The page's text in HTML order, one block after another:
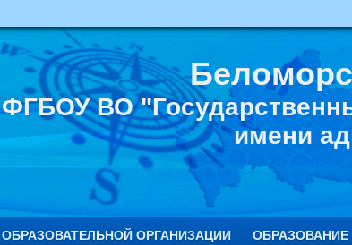
ФГБОУ ВО
имени
ОРГАНИЗАЦИИ ОБРАЗОВАНИЕ